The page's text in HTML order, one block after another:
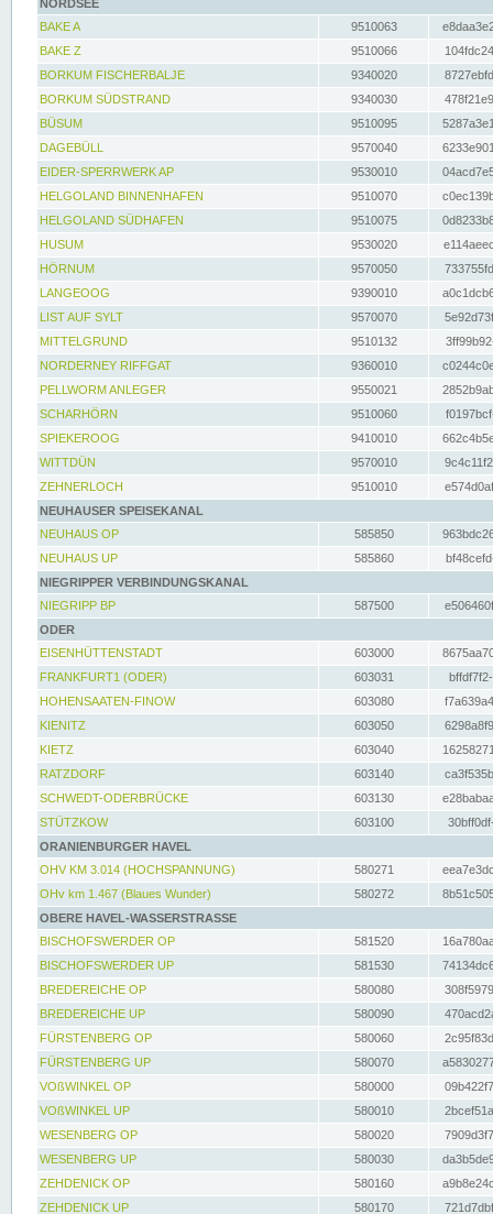
NORDSEE
BAKE A
9510063
BAKE Z
9510066
BORKUM FISCHERBALJE
9340020
BORKUM SÜDSTRAND
9340030
BÜSUM
9510095
DAGEBÜLL
9570040
EIDER-SPERRWERK AP
9530010
HELGOLAND BINNENHAFEN
9510070
HELGOLAND SÜDHAFEN
9510075
HUSUM
9530020
HÖRNUM
9570050
LANGEOOG
9390010
LIST AUF SYLT
9570070
MITTELGRUND
9510132
NORDERNEY RIFFGAT
9360010
PELLWORM ANLEGER
9550021
SCHARHÖRN
9510060
SPIEKEROOG
9410010
WITTDÜN
9570010
ZEHNERLOCH
9510010
NEUHAUSER SPEISEKANAL
NEUHAUS OP
585850
NEUHAUS UP
585860
NIEGRIPPER VERBINDUNGSKANAL
NIEGRIPP BP
587500
ODER
EISENHÜTTENSTADT
603000
FRANKFURT1 (ODER)
603031
HOHENSAATEN-FINOW
603080
KIENITZ
603050
KIETZ
603040
RATZDORF
603140
SCHWEDT-ODERBRÜCKE
603130
STÜTZKOW
603100
ORANIENBURGER HAVEL
OHV KM 3.014 (HOCHSPANNUNG)
580271
OHv km 1.467 (Blaues Wunder)
580272
OBERE HAVEL-WASSERSTRASSE
BISCHOFSWERDER OP
581520
BISCHOFSWERDER UP
581530
BREDEREICHE OP
580080
BREDEREICHE UP
580090
FÜRSTENBERG OP
580060
FÜRSTENBERG UP
580070
VOßWINKEL OP
580000
VOßWINKEL UP
580010
WESENBERG OP
580020
WESENBERG UP
580030
ZEHDENICK OP
580160
ZEHDENICK UP
580170